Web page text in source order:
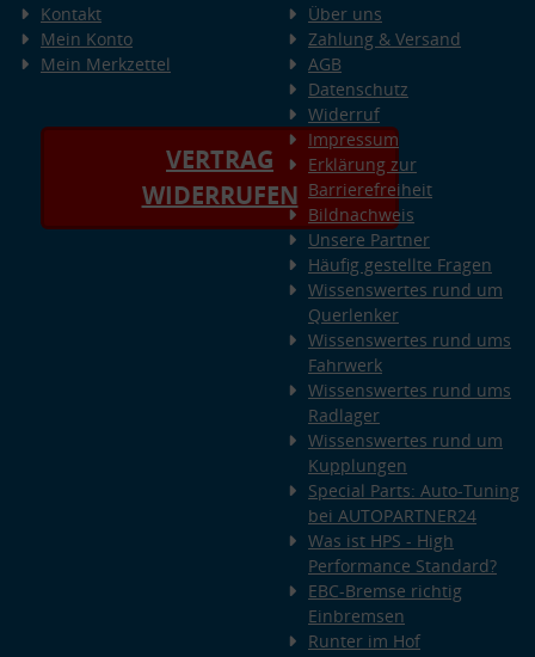
Kontakt
Mein Konto
Mein Merkzettel
VERTRAG
WIDERRUFEN
Über uns
Zahlung & Versand
AGB
Datenschutz
Widerruf
Impressum
Erklärung zur
Barrierefreiheit
Bildnachweis
Unsere Partner
Häufig gestellte Fragen
Wissenswertes rund um
Querlenker
Wissenswertes rund ums
Fahrwerk
Wissenswertes rund ums
Radlager
Wissenswertes rund um
Kupplungen
Special Parts: Auto-Tuning
bei AUTOPARTNER24
Was ist HPS - High
Performance Standard?
EBC-Bremse richtig
Einbremsen
Runter im Hof